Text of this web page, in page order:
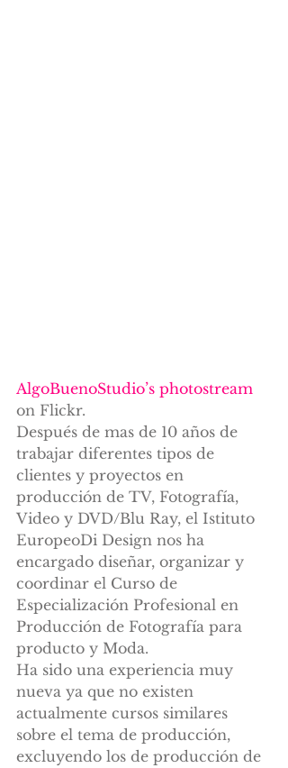
AlgoBuenoStudio’s photostream
on Flickr.
Después de mas de 10 años de
trabajar diferentes tipos de
clientes y proyectos en
producción de TV, Fotografía,
Video y DVD/Blu Ray, el Istituto
EuropeoDi Design nos ha
encargado diseñar, organizar y
coordinar el Curso de
Especialización Profesional en
Producción de Fotografía para
producto y Moda.
Ha sido una experiencia muy
nueva ya que no existen
actualmente cursos similares
sobre el tema de producción,
excluyendo los de producción de